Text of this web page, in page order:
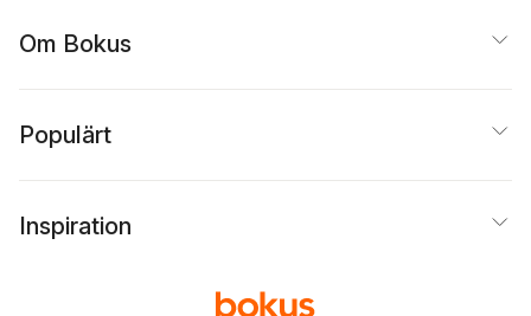
Om Bokus
Populärt
Inspiration